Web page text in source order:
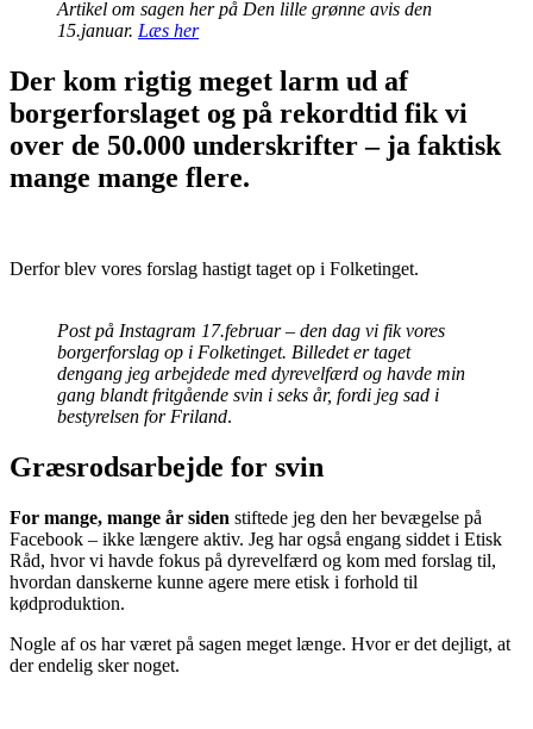
Artikel om sagen her på Den lille grønne avis den
15.januar. Læs her
Der kom rigtig meget larm ud af
borgerforslaget og på rekordtid fik vi
over de 50.000 underskrifter – ja faktisk
mange mange flere.
Derfor blev vores forslag hastigt taget op i Folketinget.
Post på Instagram 17.februar – den dag vi fik vores
borgerforslag op i Folketinget. Billedet er taget
dengang jeg arbejdede med dyrevelfærd og havde min
gang blandt fritgående svin i seks år, fordi jeg sad i
bestyrelsen for Friland.
Græsrodsarbejde for svin
For mange, mange år siden stiftede jeg den her bevægelse på
Facebook – ikke længere aktiv. Jeg har også engang siddet i Etisk
Råd, hvor vi havde fokus på dyrevelfærd og kom med forslag til,
hvordan danskerne kunne agere mere etisk i forhold til
kødproduktion.
Nogle af os har været på sagen meget længe. Hvor er det dejligt, at
der endelig sker noget.